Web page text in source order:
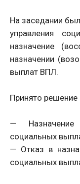
На заседании
управления
назначение
назначении
выплат ВПЛ.
Принято решение
— Назначение
социальных
— Отказ в
социальных